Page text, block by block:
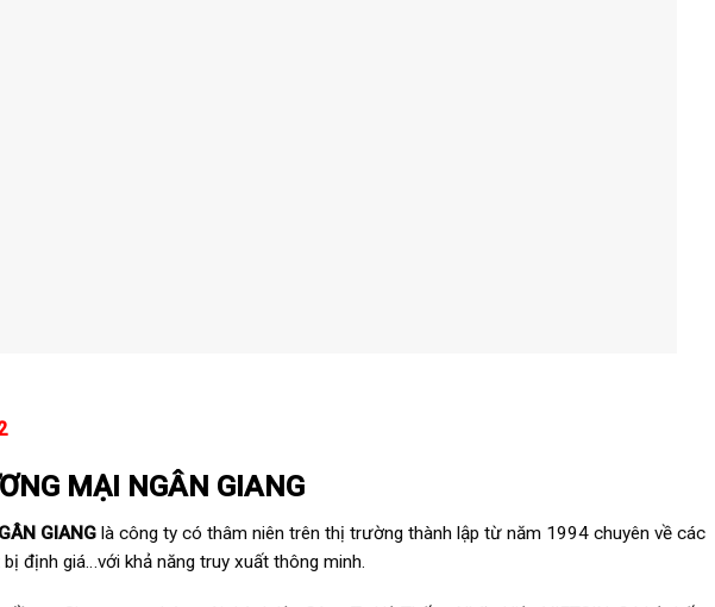
MẠI NGÂN GIANG
GIANG là công ty có thâm niên trên thị trường thành lập từ năm 1994 chuyên về các
định giá…với khả năng truy xuất thông minh.